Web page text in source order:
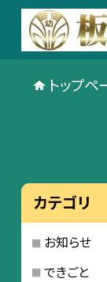
トップペ
カテゴリ
お知らせ
できごと